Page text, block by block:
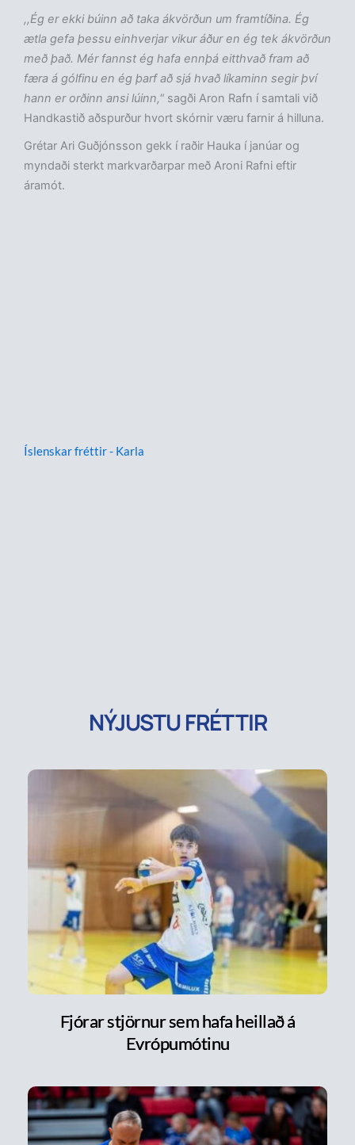
,,Ég er ekki búinn að taka ákvörðun um framtíðina. Ég
ætla gefa þessu einhverjar vikur áður en ég tek ákvörðun
með það. Mér fannst ég hafa ennþá eitthvað fram að
færa á gólfinu en ég þarf að sjá hvað líkaminn segir því
hann er orðinn ansi lúinn," sagði Aron Rafn í samtali við
Handkastið aðspurður hvort skórnir væru farnir á hilluna.
Grétar Ari Guðjónsson gekk í raðir Hauka í janúar og
myndaði sterkt markvarðarpar með Aroni Rafni eftir
áramót.
Íslenskar fréttir - Karla
NÝJUSTU FRÉTTIR
Fjórar stjörnur sem hafa heillað á
Evrópumótinu